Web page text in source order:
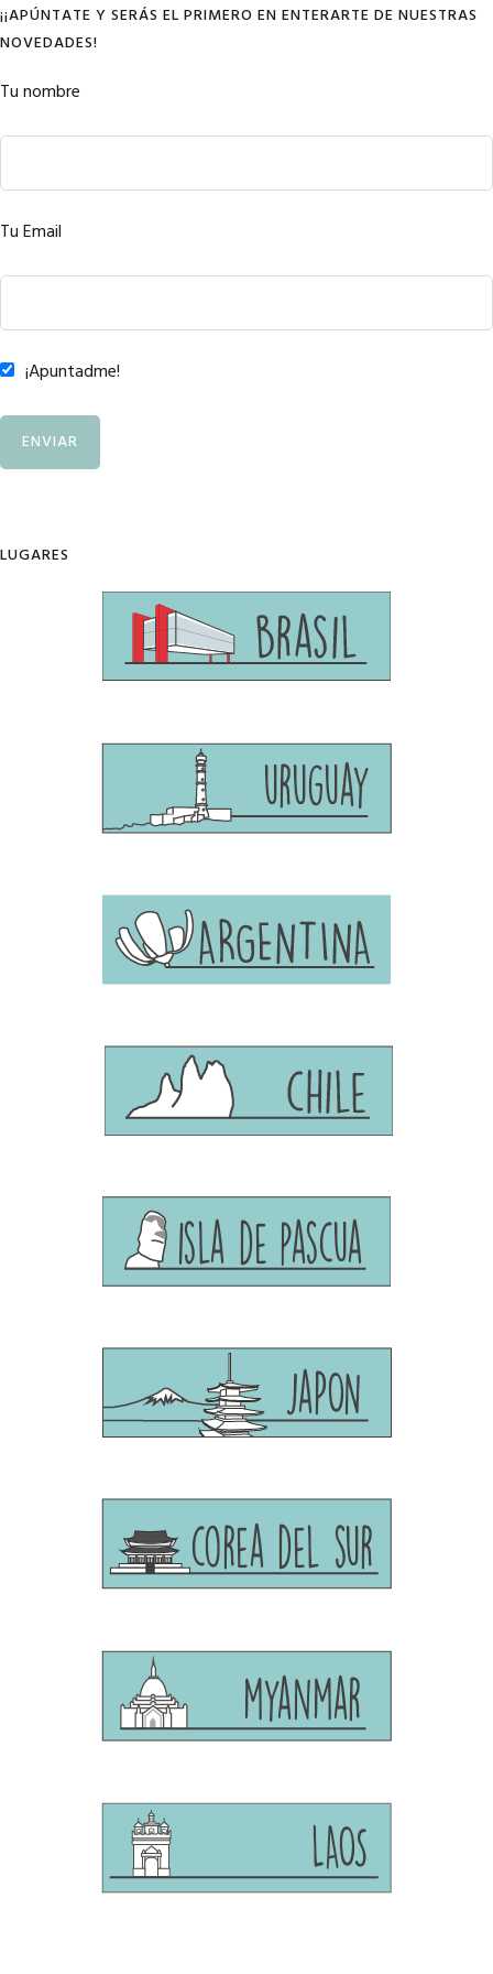
¡¡APÚNTATE Y SERÁS EL PRIMERO EN ENTERARTE DE NUESTRAS
NOVEDADES!
Tu nombre
Tu Email
¡Apuntadme!
LUGARES